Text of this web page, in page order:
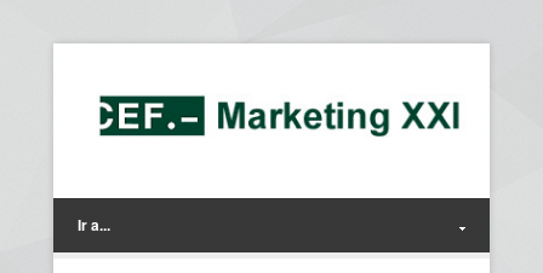
Ir a...